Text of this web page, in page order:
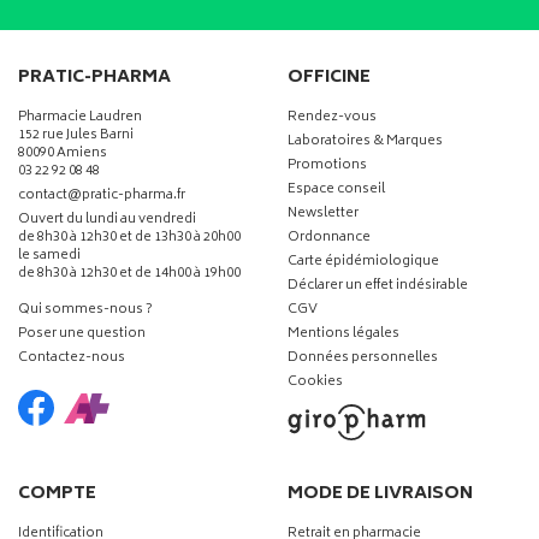
PRATIC-PHARMA
Pharmacie Laudren
152 rue Jules Barni
80090 Amiens
03 22 92 08 48
contact-
@-
pratic-pharma.fr
Ouvert du lundi au vendredi
de 8h30 à 12h30 et de 13h30 à 20h00
le samedi
de 8h30 à 12h30 et de 14h00 à 19h00
Qui sommes-nous ?
Poser une question
Contactez-nous
OFFICINE
Rendez-vous
Laboratoires & Marques
Promotions
Espace conseil
Newsletter
Ordonnance
Carte épidémiologique
Déclarer un effet indésirable
CGV
Mentions légales
Données personnelles
Cookies
COMPTE
Identification
MODE DE LIVRAISON
Retrait en pharmacie